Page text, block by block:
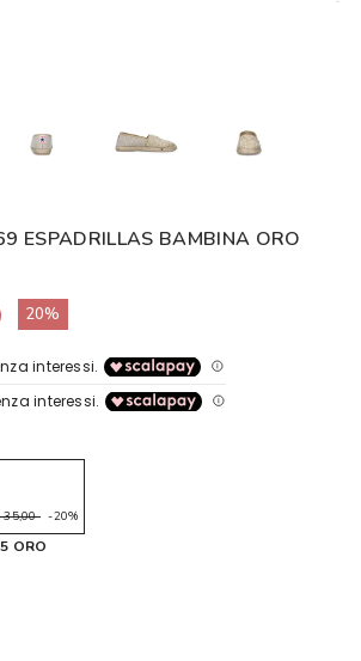
ESPADRILLAS BAMBINA ORO
20%
35,00-20%
ORO